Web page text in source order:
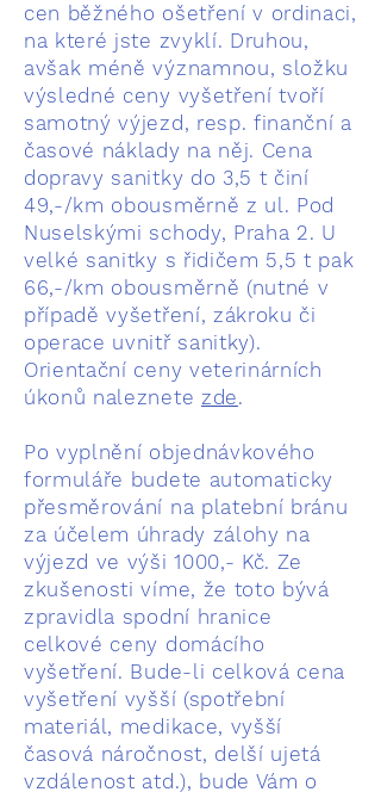
cen běžného ošetření v ordinaci,
na které jste zvyklí. Druhou,
avšak méně významnou, složku
výsledné ceny vyšetření tvoří
samotný výjezd, resp. finanční a
časové náklady na něj. Cena
dopravy sanitky do 3,5 t činí
49,-/km obousměrně z ul. Pod
Nuselskými schody, Praha 2. U
velké sanitky s řidičem 5,5 t pak
66,-/km obousměrně (nutné v
případě vyšetření, zákroku či
operace uvnitř sanitky).
Orientační ceny veterinárních
úkonů naleznete zde.
Po vyplnění objednávkového
formuláře budete automaticky
přesměrování na platební bránu
za účelem úhrady zálohy na
výjezd ve výši 1000,- Kč. Ze
zkušenosti víme, že toto bývá
zpravidla spodní hranice
celkové ceny domácího
vyšetření. Bude-li celková cena
vyšetření vyšší (spotřební
materiál, medikace, vyšší
časová náročnost, delší ujetá
vzdálenost atd.), bude Vám o